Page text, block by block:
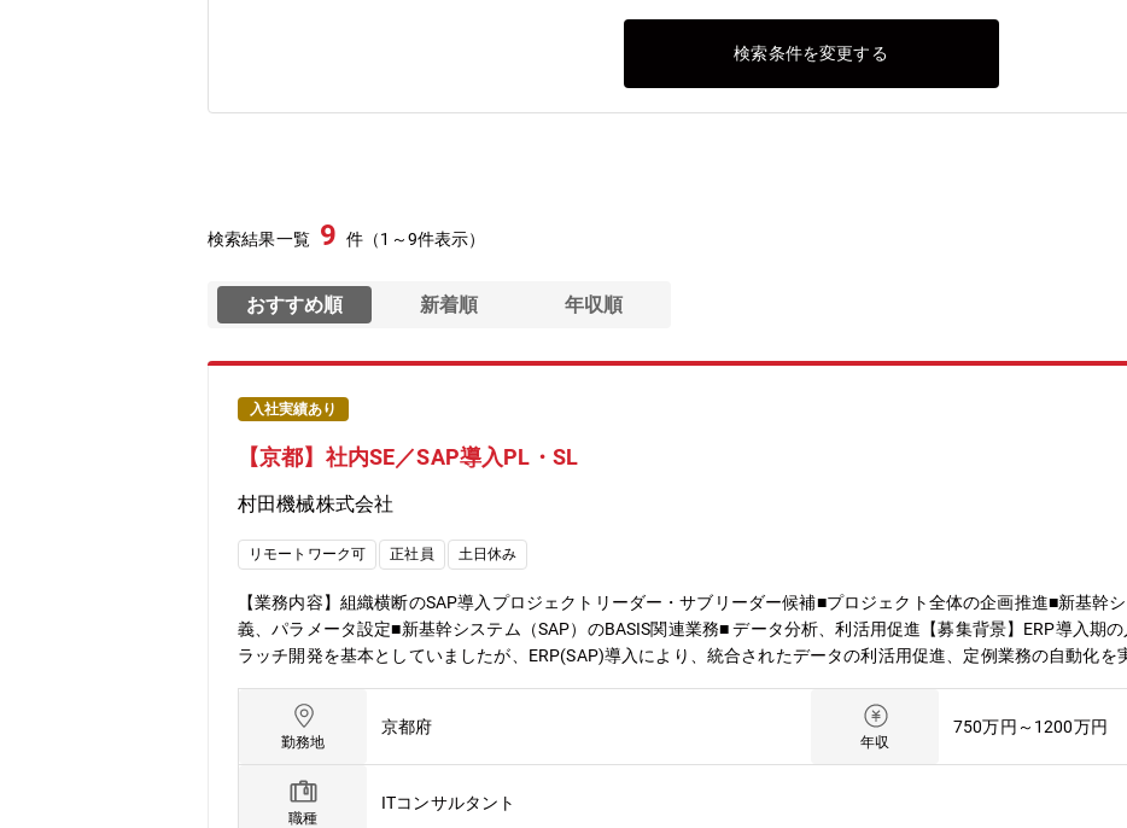
検索条件を変更する
検索結果一覧 9 件（1～9件表示）
おすすめ順 新着順 年収順
入社実績あり
【京都】社内SE／SAP導入PL・SL
村田機械株式会社
リモートワーク可 正社員 土日休み
【業務内容】組織横断のSAP導入プロジェクトリーダー・サブリーダー候補■プロジェクト全体の企画推進■新基幹
義、パラメータ設定■新基幹システム（SAP）のBASIS関連業務■ データ分析、利活用促進【募集背景】ERP導入期
ラッチ開発を基本としていましたが、ERP(SAP)導入により、統合されたデータの利活用促進、定例業務の自動化を
在、一部事業部の生産・販売領域と調達・会計領域への導入を進めています。全社横断の取り組みであり同社にお
す。SAP導入の経験者が少ないため、外部ベンダーに委託している業務もありますが、人財を確保することで内製
お持ちの方はプロジェクトにおいて重要なポジションをお任せしていく予定であり、キャリアアップの実現が可能
ン本部【求める人材】・やる気があり、仕事に真摯に取り組める方・最低限のコミュニケーションが取れる方
勤務地
京都府
年収
750万円～1200万円
職種
ITコンサルタント